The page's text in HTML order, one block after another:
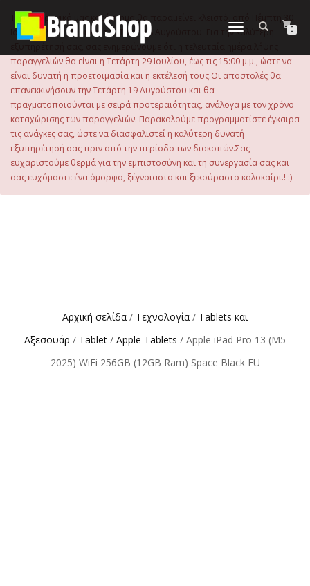
περιεχόμενο
Εναλλαγή
0
Το ηλεκτρονικό μας κατάστημα θα παραμείνει κλειστό, από Πέμπτη 30
Ιουλίου 2026 μέχρι και την Τρίτη 18 Αυγούστου. Για την καλύτερη
εξυπηρέτησή σας, σας ενημερώνουμε ότι η τελευταία ημέρα λήψης
παραγγελιών θα είναι η Τετάρτη 29 Ιουλίου, έως τις 15:00 μ.μ., ώστε να
είναι δυνατή η προετοιμασία και η εκτέλεσή τους.Οι αποστολές θα
επανεκκινήσουν την Τετάρτη 19 Αυγούστου και θα
πραγματοποιούνται με σειρά προτεραιότητας, ανάλογα με τον χρόνο
καταχώρισης των παραγγελιών. Παρακαλούμε προγραμματίστε έγκαιρα
τις ανάγκες σας, ώστε να διασφαλιστεί η καλύτερη δυνατή
εξυπηρέτησή σας πριν από την περίοδο των διακοπών.Σας
ευχαριστούμε θερμά για την εμπιστοσύνη και τη συνεργασία σας και
σας ευχόμαστε ένα όμορφο, ξέγνοιαστο και ξεκούραστο καλοκαίρι.! :)
Αρχική σελίδα / Τεχνολογία / Tablets και
Αξεσουάρ / Tablet / Apple Tablets / Apple iPad Pro 13 (M5
2025) WiFi 256GB (12GB Ram) Space Black EU